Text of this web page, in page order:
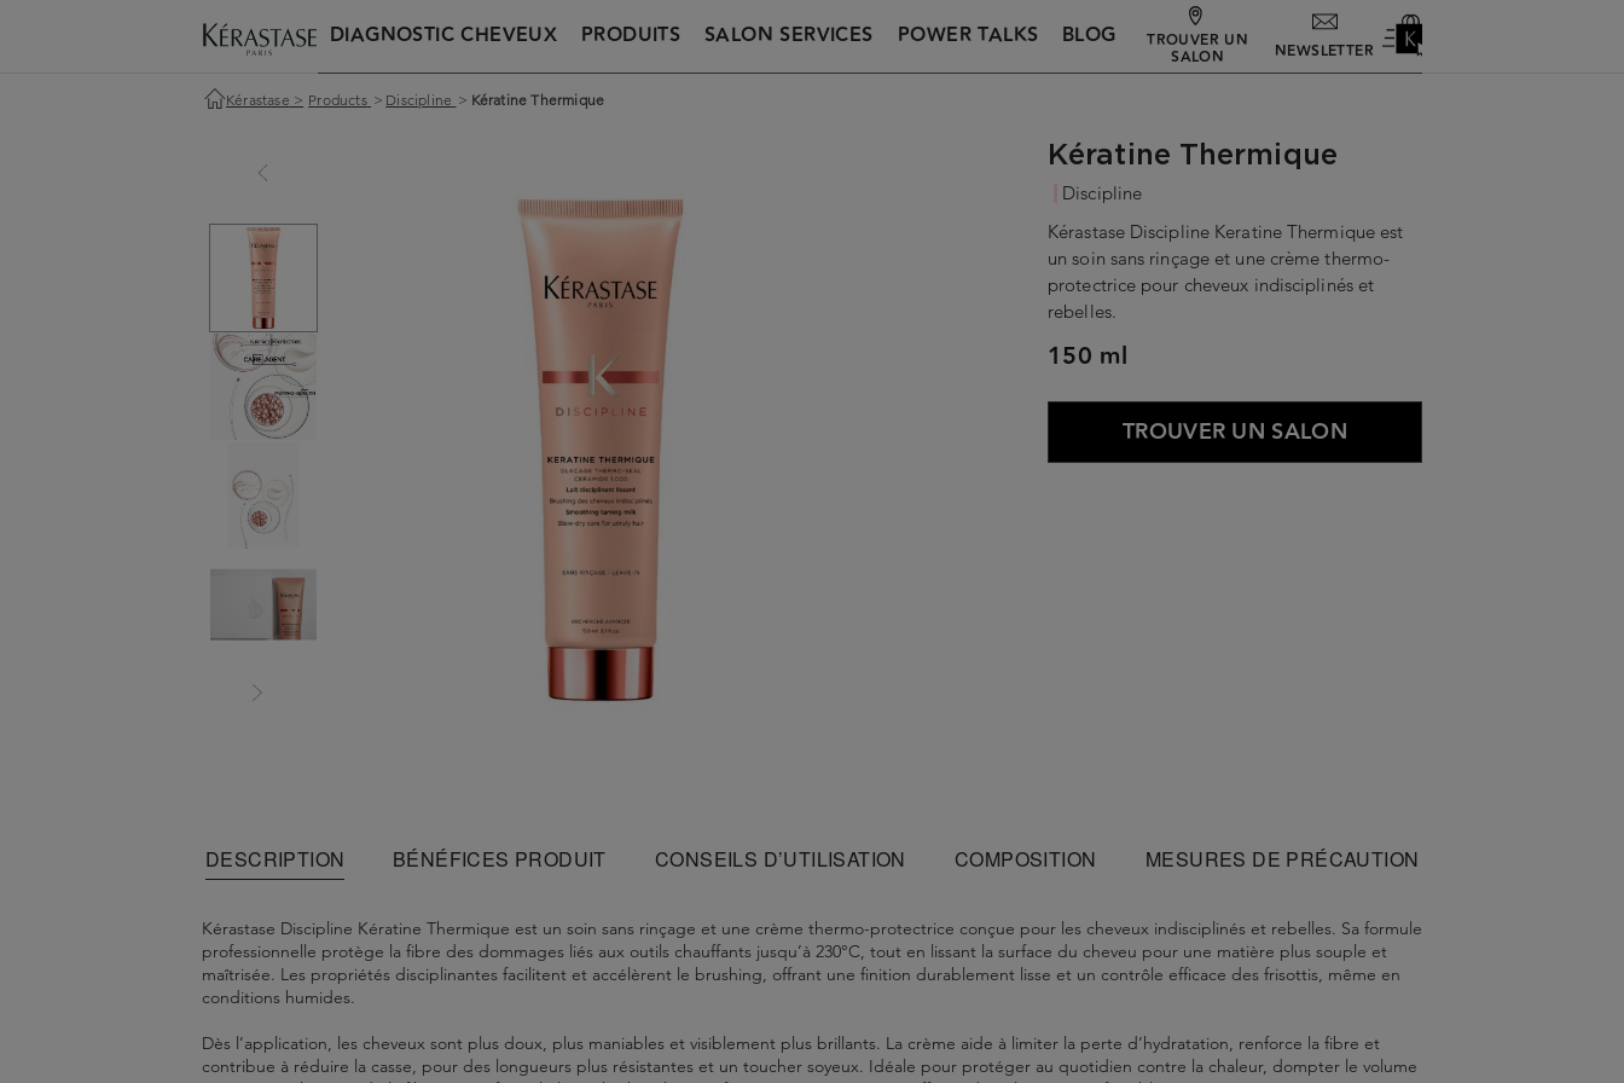
DIAGNOSTIC CHEVEUX PRODUITS SALON SERVICES POWER TALKS BLOG TROUVER UN
SALON NEWSLETTER
Kérastase > Products > Discipline > Kératine Thermique
Kératine Thermique
Discipline
Kérastase Discipline Keratine Thermique est
un soin sans rinçage et une crème thermo-
protectrice pour cheveux indisciplinés et
rebelles.
150 ml
TROUVER UN SALON
DESCRIPTION BÉNÉFICES PRODUIT CONSEILS D’UTILISATION COMPOSITION MESURES DE PRÉCAUTION
Kérastase Discipline Kératine Thermique est un soin sans rinçage et une crème thermo-protectrice conçue pour les cheveux indisciplinés et rebelles. Sa formule
professionnelle protège la fibre des dommages liés aux outils chauffants jusqu’à 230°C, tout en lissant la surface du cheveu pour une matière plus souple et
maîtrisée. Les propriétés disciplinantes facilitent et accélèrent le brushing, offrant une finition durablement lisse et un contrôle efficace des frisottis, même en
conditions humides.
Dès l’application, les cheveux sont plus doux, plus maniables et visiblement plus brillants. La crème aide à limiter la perte d’hydratation, renforce la fibre et
contribue à réduire la casse, pour des longueurs plus résistantes et un toucher soyeux. Idéale pour protéger au quotidien contre la chaleur, dompter le volume